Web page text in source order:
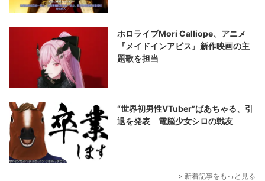
ホロライブMori Calliope、アニメ
『メイドインアビス』新作映画の主
題歌を担当
“世界初男性VTuber”ばあちゃる、引
退を発表 電脳少女シロの戦友
> 新着記事をもっと見る